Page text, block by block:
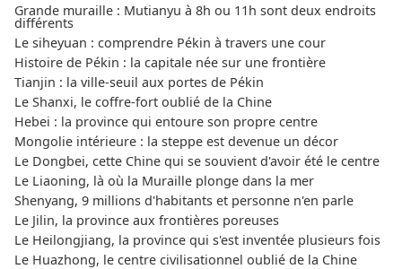
Grande muraille : Mutianyu à 8h ou 11h sont deux endroits
différents
Le siheyuan : comprendre Pékin à travers une cour
Histoire de Pékin : la capitale née sur une frontière
Tianjin : la ville-seuil aux portes de Pékin
Le Shanxi, le coffre-fort oublié de la Chine
Hebei : la province qui entoure son propre centre
Mongolie intérieure : la steppe est devenue un décor
Le Dongbei, cette Chine qui se souvient d'avoir été le centre
Le Liaoning, là où la Muraille plonge dans la mer
Shenyang, 9 millions d'habitants et personne n'en parle
Le Jilin, la province aux frontières poreuses
Le Heilongjiang, la province qui s'est inventée plusieurs fois
Le Huazhong, le centre civilisationnel oublié de la Chine